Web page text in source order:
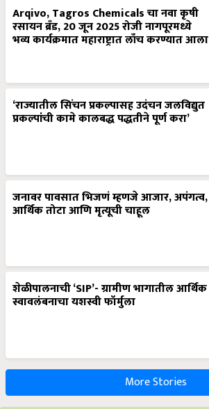
Arqivo, Tagros Chemicals चा नवा कृषी
रसायन ब्रँड, 20 जून 2025 रोजी नागपूरमध्ये
भव्य कार्यक्रमात महाराष्ट्रात लाँच करण्यात आला
‘राज्यातील सिंचन प्रकल्पासह उदंचन जलविद्युत
प्रकल्पांची कामे कालबद्ध पद्धतीने पूर्ण करा’
जनावर पावसात भिजणं म्हणजे आजार, अपंगत्व,
आर्थिक तोटा आणि मृत्यूची चाहूल
शेळीपालनाची ‘SIP’- ग्रामीण भागातील आर्थिक
स्वावलंबनाचा यशस्वी फॉर्मुला
More Stories